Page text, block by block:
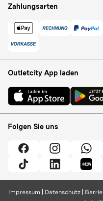
Zahlungsarten
Outletcity App laden
Folgen Sie uns
Impressum Datenschutz